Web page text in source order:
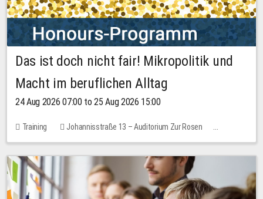
Das ist doch nicht fair! Mikropolitik und
Macht im beruflichen Alltag
24 Aug 2026 07:00 to 25 Aug 2026 15:00
Training
Johannisstraße 13 – Auditorium Zur Rosen
No free places